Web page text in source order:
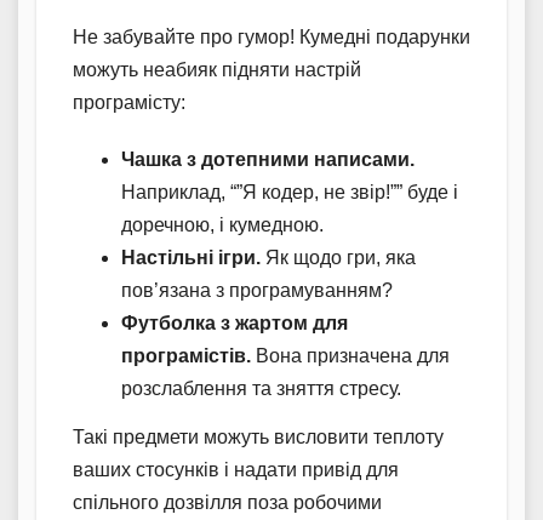
Не забувайте про гумор! Кумедні подарунки
можуть неабияк підняти настрій
програмісту:
Чашка з дотепними написами.
Наприклад, “”Я кодер, не звір!”” буде і
доречною, і кумедною.
Настільні ігри. Як щодо гри, яка
пов’язана з програмуванням?
Футболка з жартом для
програмістів. Вона призначена для
розслаблення та зняття стресу.
Такі предмети можуть висловити теплоту
ваших стосунків і надати привід для
спільного дозвілля поза робочими